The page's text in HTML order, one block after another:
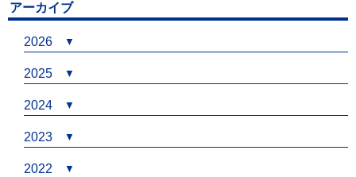
アーカイブ
2026
2025
2024
2023
2022